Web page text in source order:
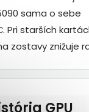
sama o sebe
Pri starších
zostavy znižuje
GPU